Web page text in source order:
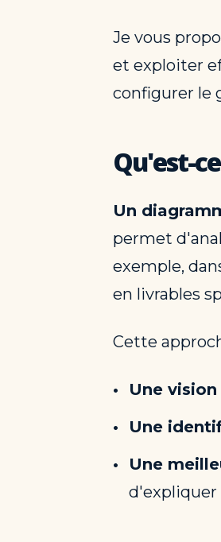
Je vous
et exploiter
configurer le
Qu'est-
Un
permet
exemple,
en livrables
Cette
Une
Une
Une
d'expliquer